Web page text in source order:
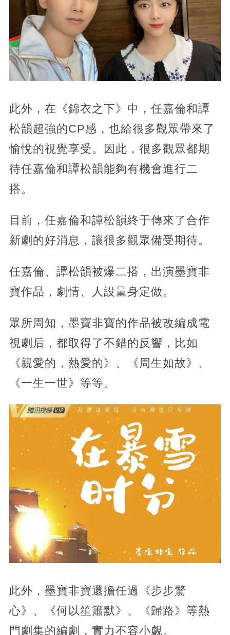
此外，在《錦衣之下》中，任嘉倫和譚
松韻超強的CP感，也給很多觀眾帶來了
愉悅的視覺享受。因此，很多觀眾都期
待任嘉倫和譚松韻能夠有機會進行二
搭。
目前，任嘉倫和譚松韻終于傳來了合作
新劇的好消息，讓很多觀眾備受期待。
任嘉倫、譚松韻被爆二搭，出演墨寶非
寶作品，劇情、人設量身定做。
眾所周知，墨寶非寶的作品被改編成電
視劇后，都取得了不錯的反響，比如
《親愛的，熱愛的》、《周生如故》、
《一生一世》等等。
此外，墨寶非寶還擔任過《步步驚
心》、《何以笙簫默》、《歸路》等熱
門劇集的編劇，實力不容小覷。